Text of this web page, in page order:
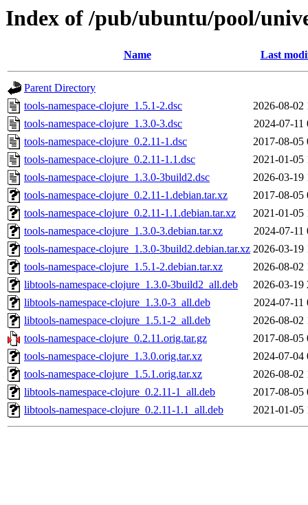
Index of /pub/ubuntu/pool/
Name Last
Parent Directory
tools-namespace-clojure_1.5.1-2.dsc
2026-08-02
tools-namespace-clojure_1.3.0-3.dsc
2024-07-11
tools-namespace-clojure_0.2.11-1.dsc
2017-08-05
tools-namespace-clojure_0.2.11-1.1.dsc
2021-01-05
tools-namespace-clojure_1.3.0-3build2.dsc
2026-03-19
tools-namespace-clojure_0.2.11-1.debian.tar.xz
2017-08-05
tools-namespace-clojure_0.2.11-1.1.debian.tar.xz
2021-01-05
tools-namespace-clojure_1.3.0-3.debian.tar.xz
2024-07-11
tools-namespace-clojure_1.3.0-3build2.debian.tar.xz 2026-03-19
tools-namespace-clojure_1.5.1-2.debian.tar.xz
2026-08-02
libtools-namespace-clojure_1.3.0-3build2_all.deb
2026-03-19
libtools-namespace-clojure_1.3.0-3_all.deb
2024-07-11
libtools-namespace-clojure_1.5.1-2_all.deb
2026-08-02
tools-namespace-clojure_0.2.11.orig.tar.gz
2017-08-05
tools-namespace-clojure_1.3.0.orig.tar.xz
2024-07-04
tools-namespace-clojure_1.5.1.orig.tar.xz
2026-08-02
libtools-namespace-clojure_0.2.11-1_all.deb
2017-08-05
libtools-namespace-clojure_0.2.11-1.1_all.deb
2021-01-05